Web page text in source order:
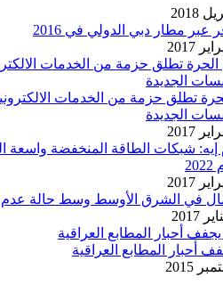
تطلق حزمة من الخدمات
الجديدة
شبكات الطاقة المنخفضة واسعة
في الشرق الأوسط وسط حالة عدم
أحبار المطابع العراقية